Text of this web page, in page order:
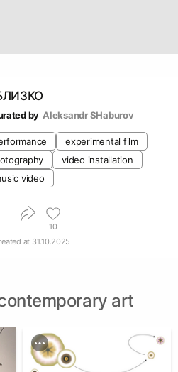
by Аleksandr SHaburov
experimental film
video installation
video
10
at 31.10.2025
art